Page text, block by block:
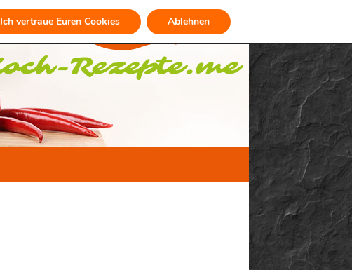
Ich vertraue Euren Cookies Ablehnen